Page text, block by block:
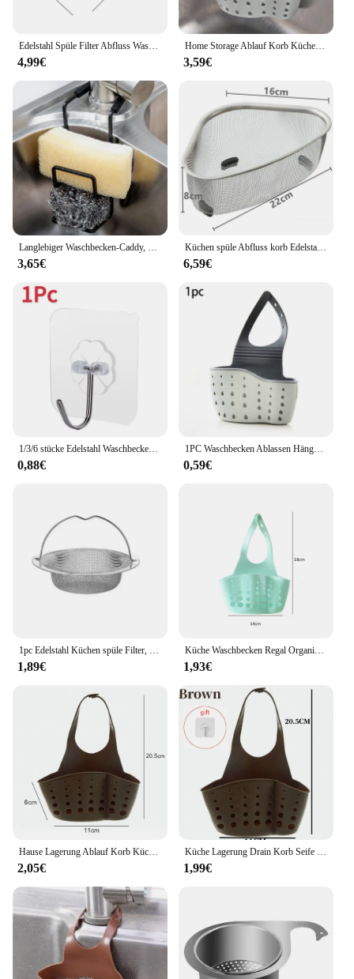
Edelstahl Spüle Filter Abfluss Wasser korb Spüle Küche Schwan Filter korb gewidmet hängende Siebe übrig gebliebene Lager regal
4,99€
Home Storage Ablauf Korb Küche Waschbecken Halter Einstellbare Seife Schwamm Shlf Hängen Drain Korb Tasche Küche Zubehör
3,59€
Langlebiger Waschbecken-Caddy, Waschbecken, Schwammhalter, kleine Küche, Badezimmer, Metall-Organizer, Flüssigkeit, Abtropffläche, Wasserhahn-Rack, Dusche, praktisch
3,65€
Küchen spüle Abfluss korb Edelstahl Dreieck Wasserbecken Sieb Lebensmittel abfälle Abfall Abfluss Lagerung Organizer für zu Hause
6,59€
1/3/6 stücke Edelstahl Waschbecken Schwamm Rack Für Schwamm Stahl Draht Ball Ablassen Paste Die Innenwand der Waschbecken Küche Liefert
0,88€
1PC Waschbecken Ablassen Hängenden Korb Gummi Doppel-Schicht Hängen Seife Schwamm Halter Einstellbar Hause Bad Küche Zubehör
0,59€
1,89€
Küche Waschbecken Regal Organisatoren Doppel-Schicht Hängen Seife Schwamm Lagerung Halter Zubehör Silikon Ablauf Rack Korb Liefert
1,93€
2,05€ 1,99€